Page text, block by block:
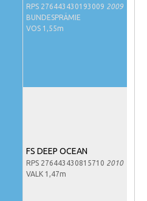
RPS 276443430193009 2009
BUNDESPRÄMIE
VOS 1,55m
FS DEEP OCEAN
RPS 276443430815710 2010
VALK 1,47m